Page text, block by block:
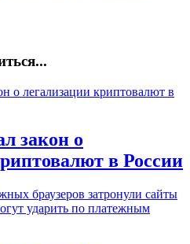
закон о
в России